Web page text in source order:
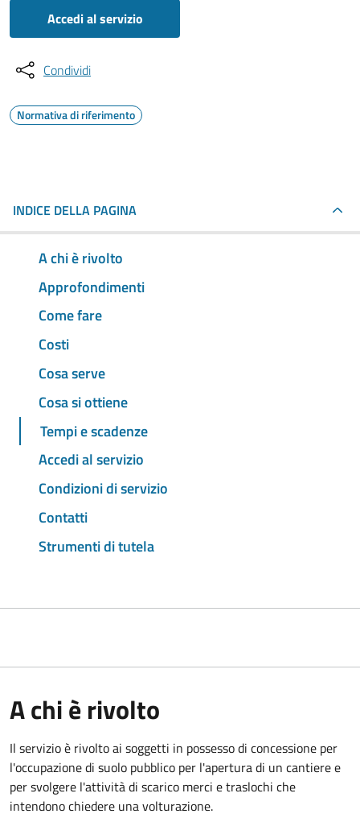
Accedi al servizio
Condividi
Normativa di riferimento
INDICE DELLA PAGINA
A chi è rivolto
Approfondimenti
Come fare
Costi
Cosa serve
Cosa si ottiene
Tempi e scadenze
Accedi al servizio
Condizioni di servizio
Contatti
Strumenti di tutela
A chi è rivolto
Il servizio è rivolto ai soggetti in possesso di concessione per
l'occupazione di suolo pubblico per l'apertura di un cantiere e
per svolgere l'attività di scarico merci e traslochi che
intendono chiedere una volturazione.